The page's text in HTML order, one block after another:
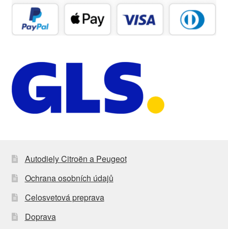
Autodiely Citroën a Peugeot
Ochrana osobních údajů
Celosvetová preprava
Doprava